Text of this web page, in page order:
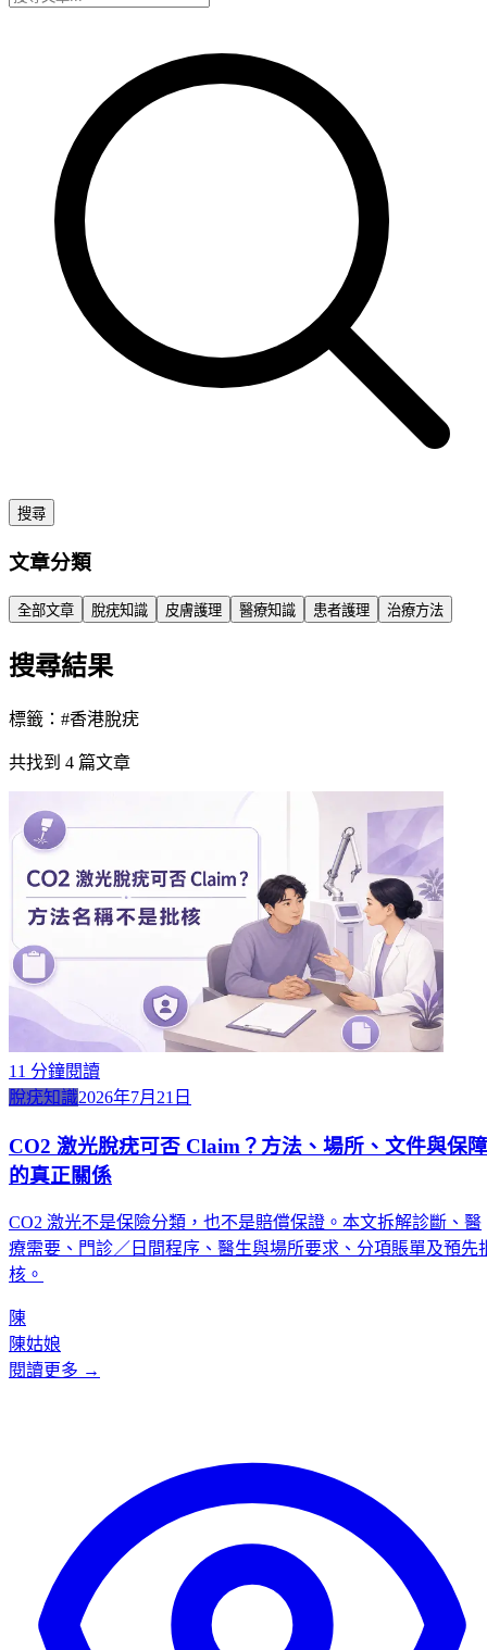
搜尋
文章分類
全部文章 脫疣知識 皮膚護理 醫療知識 患者護理 治療方法
搜尋結果
標籤：#香港脫疣
共找到 4 篇文章
11 分鐘閱讀
脫疣知識2026年7月21日
CO2 激光脫疣可否 Claim？方法、場所、文件與保障
的真正關係
CO2 激光不是保險分類，也不是賠償保證。本文拆解診斷、醫
療需要、門診／日間程序、醫生與場所要求、分項賬單及預先
核。
陳
陳姑娘
閱讀更多 →